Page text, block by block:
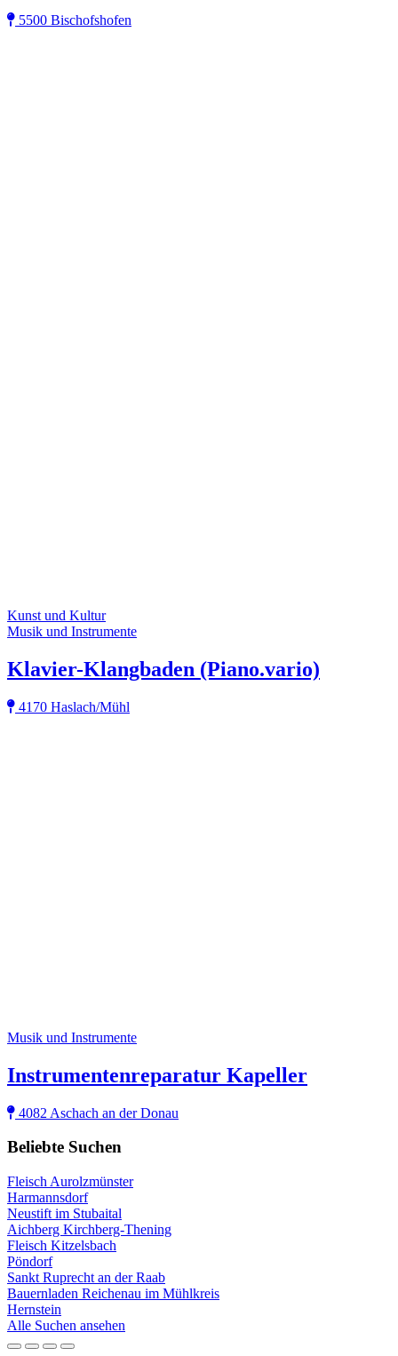
5500 Bischofshofen
Kunst und Kultur
Musik und Instrumente
Klavier-Klangbaden (Piano.vario)
4170 Haslach/Mühl
Musik und Instrumente
Instrumentenreparatur Kapeller
4082 Aschach an der Donau
Beliebte Suchen
Fleisch Aurolzmünster
Harmannsdorf
Neustift im Stubaital
Aichberg Kirchberg-Thening
Fleisch Kitzelsbach
Pöndorf
Sankt Ruprecht an der Raab
Bauernladen Reichenau im Mühlkreis
Hernstein
Alle Suchen ansehen